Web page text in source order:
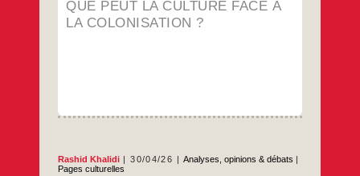
QUE PEUT LA CULTURE FACE À
LA COLONISATION ?
culture
face
Rashid Khalidi 30/04/26 Analyses, opinions & débats |
Pages culturelles